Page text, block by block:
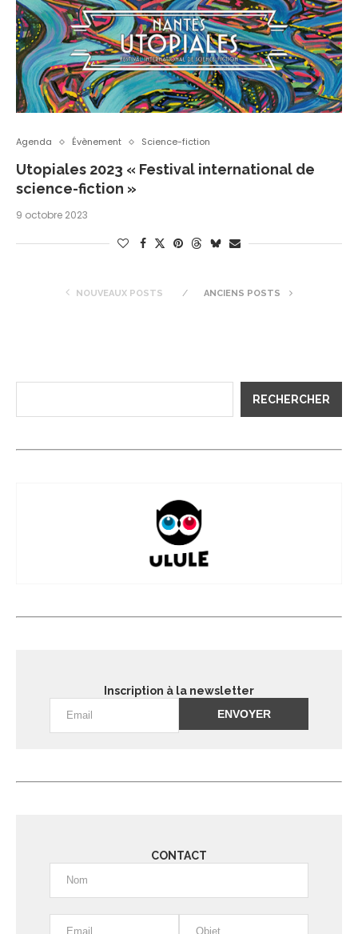
Agenda Évènement Science-fiction
Utopiales 2023 « Festival international de
science-fiction »
9 octobre 2023
NOUVEAUX POSTS ANCIENS POSTS
RECHERCHER
Inscription à la newsletter
CONTACT